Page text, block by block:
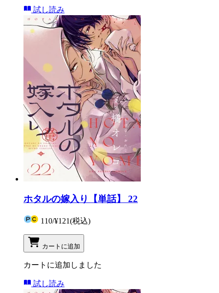
試し読み
ホタルの嫁入り【単話】 22
110/¥121(税込)
カートに追加
カートに追加しました
試し読み